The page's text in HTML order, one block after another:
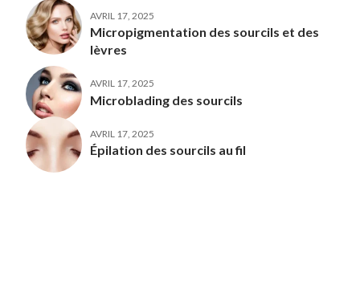
AVRIL 17, 2025
Micropigmentation des sourcils et des
lèvres
AVRIL 17, 2025
Microblading des sourcils
AVRIL 17, 2025
Épilation des sourcils au fil